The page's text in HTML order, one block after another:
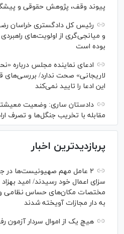
پیوند وقف، پژوهش حقوقی و
رئیس کل دادگستری خراسان
و میانجی‌گری از اولویت‌های
بوده است
ادعای نماینده مجلس درباره
لاریجانی» صحت ندارد/
این ادعا را تایید نمی‌کند
دادستان ساری: وضعیت معیشتی
مقابله با تخریب جنگل‌ها و تصرف
پربازدیدترین اخبار
سزای اعمال خود رسیدند/ امید
مختصات مکان‌های حساس نظامی و
به دار مجازات آویخته شدند
هیچ یک از اموال سردار